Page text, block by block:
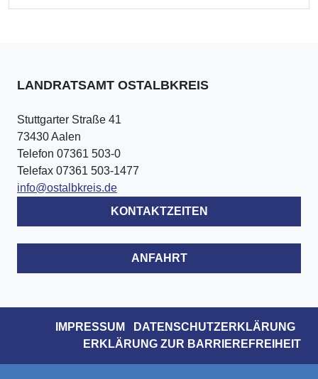
LANDRATSAMT OSTALBKREIS
Stuttgarter Straße 41
73430 Aalen
Telefon 07361 503-0
Telefax 07361 503-1477
info@ostalbkreis.de
KONTAKTZEITEN
ANFAHRT
IMPRESSUM
DATENSCHUTZERKLÄRUNG
ERKLÄRUNG ZUR BARRIEREFREIHEIT